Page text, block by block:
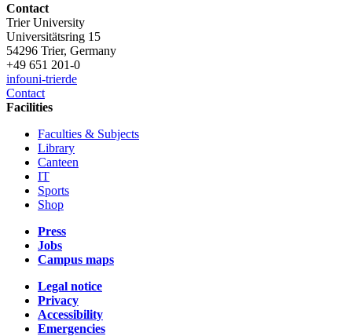
Contact
Trier University
Universitätsring 15
54296 Trier, Germany
+49 651 201-0
infouni-trierde
Contact
Facilities
Faculties & Subjects
Library
Canteen
IT
Sports
Shop
Press
Jobs
Campus maps
Legal notice
Privacy
Accessibility
Emergencies